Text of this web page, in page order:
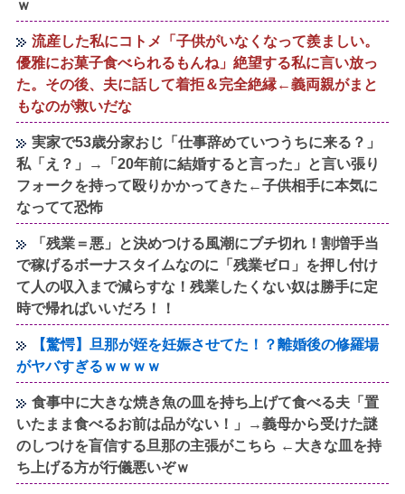
ｗ
流産した私にコトメ「子供がいなくなって羨ましい。
優雅にお菓子食べられるもんね」絶望する私に言い放っ
た。その後、夫に話して着拒＆完全絶縁←義両親がまと
もなのが救いだな
実家で53歳分家おじ「仕事辞めていつうちに来る？」
私「え？」→「20年前に結婚すると言った」と言い張り
フォークを持って殴りかかってきた←子供相手に本気に
なってて恐怖
「残業＝悪」と決めつける風潮にブチ切れ！割増手当
で稼げるボーナスタイムなのに「残業ゼロ」を押し付け
て人の収入まで減らすな！残業したくない奴は勝手に定
時で帰ればいいだろ！！
【驚愕】旦那が姪を妊娠させてた！？離婚後の修羅場
がヤバすぎるｗｗｗｗ
食事中に大きな焼き魚の皿を持ち上げて食べる夫「置
いたまま食べるお前は品がない！」→義母から受けた謎
のしつけを盲信する旦那の主張がこちら ←大きな皿を持
ち上げる方が行儀悪いぞｗ